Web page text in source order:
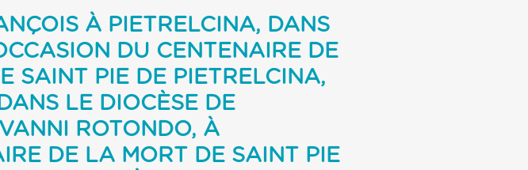
À PIETRELCINA, DANS
DU CENTENAIRE DE
SAINT PIE DE PIETRELCINA,
LE DIOCÈSE DE
ROTONDO, À
DE LA MORT DE SAINT PIE